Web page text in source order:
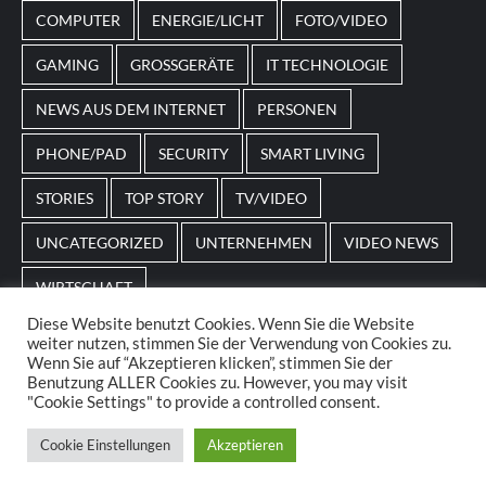
angepasst sein.
COMPUTER ENERGIE/LICHT FOTO/VIDEO
GAMING GROSSGERÄTE IT TECHNOLOGIE
NEWS AUS DEM INTERNET PERSONEN
PHONE/PAD SECURITY SMART LIVING
STORIES TOP STORY TV/VIDEO
UNCATEGORIZED UNTERNEHMEN VIDEO NEWS
WIRTSCHAFT
Home Impressum AGBs Datenschutz
© 2025. POS Media GmbH. All rights reserved.
CoverNewsby AF themes.
Diese Website benutzt Cookies. Wenn Sie die Website
weiter nutzen, stimmen Sie der Verwendung von Cookies zu.
Wenn Sie auf “Akzeptieren klicken”, stimmen Sie der
Benutzung ALLER Cookies zu. However, you may visit
"Cookie Settings" to provide a controlled consent.
Cookie Einstellungen Akzeptieren